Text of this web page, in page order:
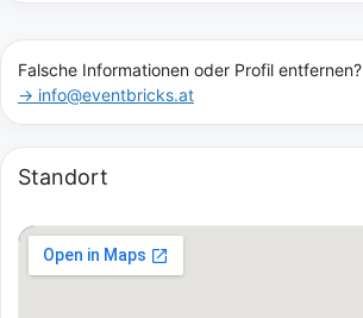
Falsche Informationen oder Profil entfernen?
→ info@eventbricks.at
Standort